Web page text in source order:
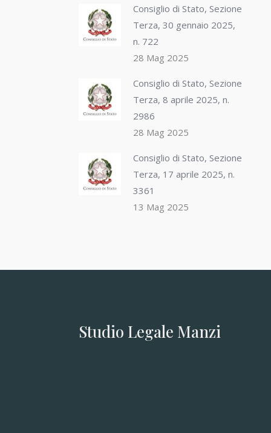
Consiglio di Stato, Sezione
Terza, 30 gennaio 2025,
n. 722
28 Mag 2025
Consiglio di Stato, Sezione
Terza, 8 aprile 2025, n.
2986
28 Mag 2025
Consiglio di Stato, Sezione
Terza, 17 aprile 2025, n.
3361
13 Mag 2025
Studio Legale Manzi